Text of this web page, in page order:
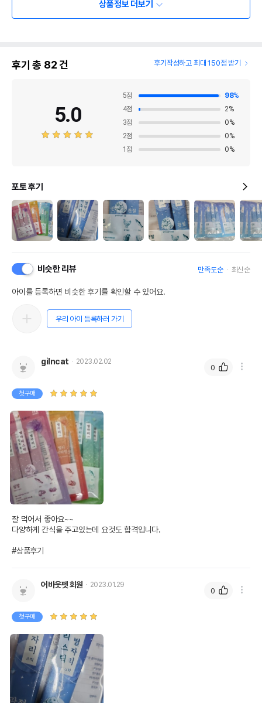
상품정보 더보기
후기 총 82건 후기작성하고 최대 150점 받기
5.0
5점 98%
4점 2%
3점 0%
2점 0%
1 점 0%
포토 후기
비슷한 리뷰 만족도순 최신순
아이를 등록하면 비슷한 후기를 확인할 수 있어요.
우리 아이 등록하러 가기
gilncat 2023.02.02
첫구매
잘 먹어서 좋아요~~
다양하게 간식을 주고있는데 요것도 합격입니다.
#상품후기
0
어바웃펫 회원 2023.01.29
첫구매
0